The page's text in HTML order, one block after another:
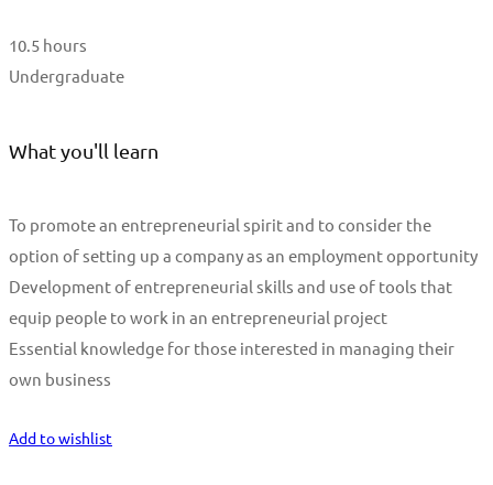
10.5 hours
Undergraduate
What you'll learn
To promote an entrepreneurial spirit and to consider the
option of setting up a company as an employment opportunity
Development of entrepreneurial skills and use of tools that
equip people to work in an entrepreneurial project
Essential knowledge for those interested in managing their
own business
Add to wishlist